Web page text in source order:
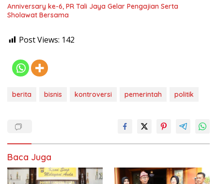
Anniversary ke-6, PR Tali Jaya Gelar Pengajian Serta
Sholawat Bersama
Post Views: 142
berita bisnis kontroversi pemerintah politik
Baca Juga